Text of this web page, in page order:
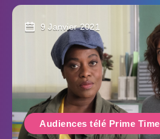
9 Janvier 2021
Audiences télé Prime Time